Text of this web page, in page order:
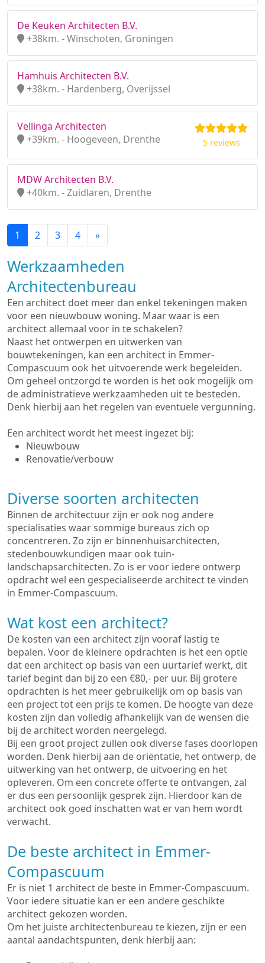
De Keuken Architecten B.V.
+38km. - Winschoten, Groningen
Hamhuis Architecten B.V.
+38km. - Hardenberg, Overijssel
Vellinga Architecten
+39km. - Hoogeveen, Drenthe
5 reviews
MDW Architecten B.V.
+40km. - Zuidlaren, Drenthe
1 2 3 4 »
Werkzaamheden
Architectenbureau
Een architect doet meer dan enkel tekeningen maken
voor een nieuwbouw woning. Maar waar is een
architect allemaal voor in te schakelen?
Naast het ontwerpen en uitwerken van
bouwtekeningen, kan een architect in Emmer-
Compascuum ook het uitvoerende werk begeleiden.
Om geheel ontzorgd te worden is het ook mogelijk om
de administratieve werkzaamheden uit te besteden.
Denk hierbij aan het regelen van eventuele vergunning.
Een architect wordt het meest ingezet bij:
Nieuwbouw
Renovatie/verbouw
Diverse soorten architecten
Binnen de architectuur zijn er ook nog andere
specialisaties waar sommige bureaus zich op
concentreren. Zo zijn er binnenhuisarchitecten,
stedenbouwkundigen maar ook tuin-
landschapsarchitecten. Zo is er voor iedere ontwerp
opdracht wel een gespecialiseerde architect te vinden
in Emmer-Compascuum.
Wat kost een architect?
De kosten van een architect zijn vooraf lastig te
bepalen. Voor de kleinere opdrachten is het een optie
dat een architect op basis van een uurtarief werkt, dit
tarief begint dan bij zo een €80,- per uur. Bij grotere
opdrachten is het meer gebruikelijk om op basis van
een project tot een prijs te komen. De hoogte van deze
kosten zijn dan volledig afhankelijk van de wensen die
bij de architect worden neergelegd.
Bij een groot project zullen ook diverse fases doorlopen
worden. Denk hierbij aan de oriëntatie, het ontwerp, de
uitwerking van het ontwerp, de uitvoering en het
opleveren. Om een concrete offerte te ontvangen, zal
er dus een persoonlijk gesprek zijn. Hierdoor kan de
architect ook goed inschatten wat er van hem wordt
verwacht.
De beste architect in Emmer-
Compascuum
Er is niet 1 architect de beste in Emmer-Compascuum.
Voor iedere situatie kan er een andere geschikte
architect gekozen worden.
Om het juiste architectenbureau te kiezen, zijn er een
aantal aandachtspunten, denk hierbij aan: